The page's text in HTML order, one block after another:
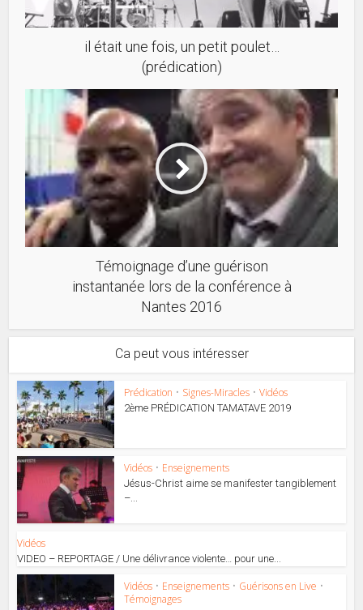
il était une fois, un petit poulet…
(prédication)
Témoignage d’une guérison
instantanée lors de la conférence à
Nantes 2016
Ca peut vous intéresser
Prédication • Signes-Miracles • Vidéos
2ème PRÉDICATION TAMATAVE 2019
Vidéos • Enseignements
Jésus-Christ aime se manifester tangiblement
–...
Vidéos
VIDEO – REPORTAGE / Une délivrance violente… pour une...
Vidéos • Enseignements • Guérisons en Live •
Témoignages